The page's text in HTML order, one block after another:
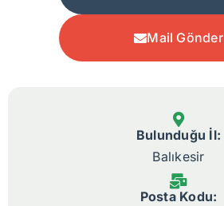
Mail Gönder
Bulunduğu İl:
Balıkesir
Posta Kodu: